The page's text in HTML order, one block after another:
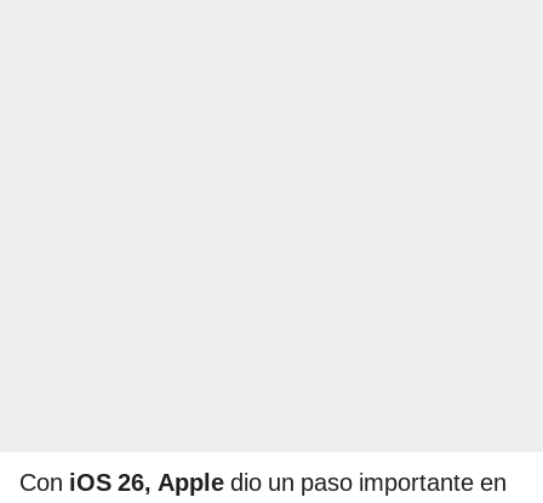
Con iOS 26, Apple dio un paso importante en